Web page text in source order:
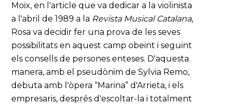
Moix, en l'article que va dedicar a la violinista
a l'abril de 1989 a la Revista Musical Catalana,
Rosa va decidir fer una prova de les seves
possibilitats en aquest camp obeint i seguint
els consells de persones enteses. D'aquesta
manera, amb el pseudònim de Sylvia Remo,
debuta amb l'òpera “Marina” d'Arrieta, i els
empresaris, després d'escoltar-la i totalment